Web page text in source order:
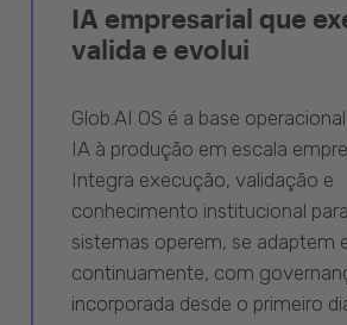
IA empresarial que
valida e evolui
Glob.AI OS é a base
IA à produção em escala
Integra execução, validação e
conhecimento institucional
sistemas operem, se adaptem
continuamente, com
incorporada desde o primeiro